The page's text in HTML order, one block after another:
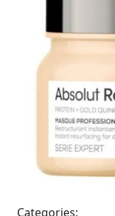
Categories: